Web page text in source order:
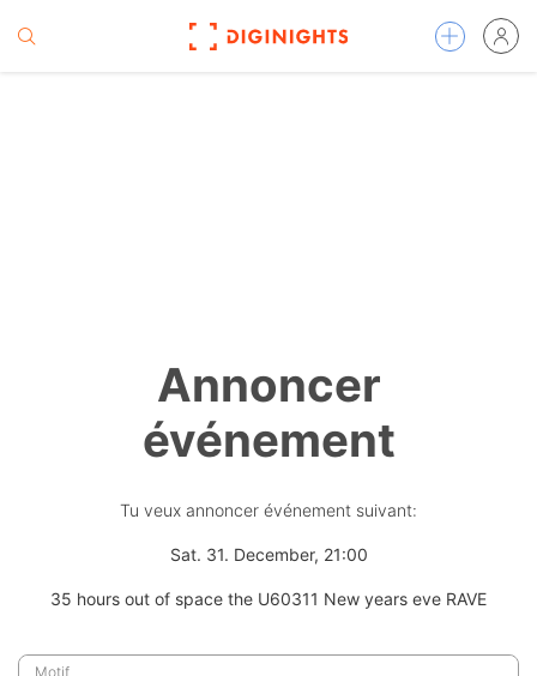
Annoncer
événement
Tu veux annoncer événement suivant:
Sat. 31. December, 21:00
35 hours out of space the U60311 New years eve RAVE
Motif